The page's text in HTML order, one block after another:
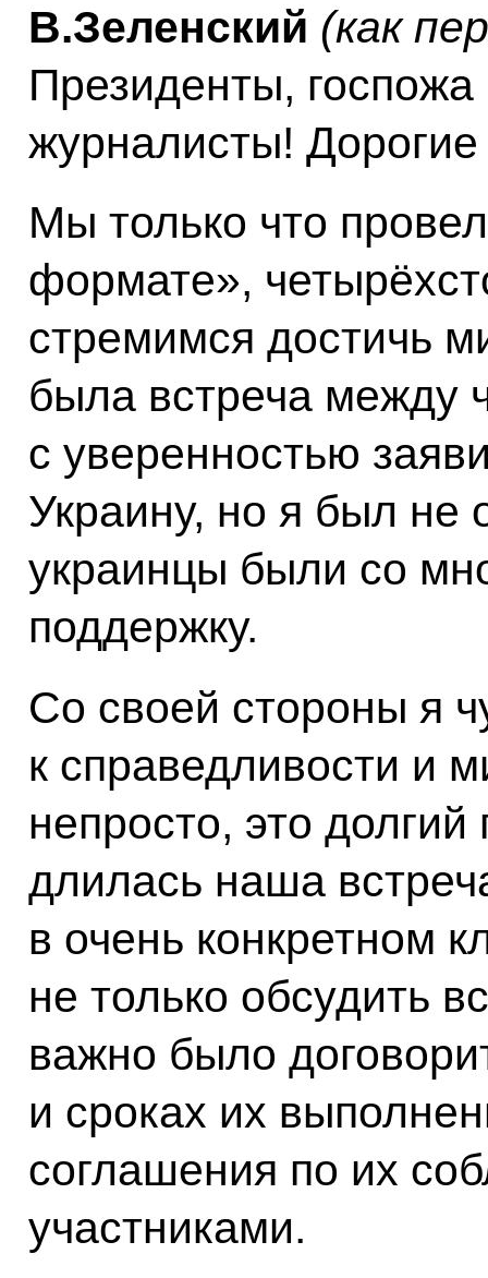
В.Зеленский (как
Президенты,
журналисты!
Мы только что
формате»,
стремимся достичь
была встреча между
с уверенностью
Украину, но я был не
украинцы были со
поддержку.
Со своей стороны я
к справедливости и
непросто, это
длилась наша
в очень конкретном
не только обсудить
важно было
и сроках их
соглашения по их
участниками.